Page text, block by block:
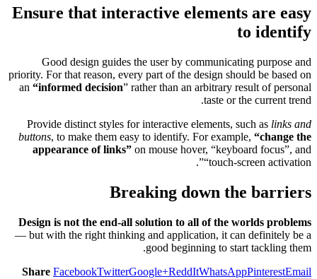
Ensure that interactive elements are easy
to identify
Good design guides the user by communicating purpose and
priority. For that reason, every part of the design should be based on
an “informed decision” rather than an arbitrary result of personal
taste or the current trend.
Provide distinct styles for interactive elements, such as links and
buttons, to make them easy to identify. For example, “change the
appearance of links” on mouse hover, “keyboard focus”, and
“touch-screen activation”.
Breaking down the barriers
Design is not the end-all solution to all of the worlds problems
— but with the right thinking and application, it can definitely be a
good beginning to start tackling them.
Share FacebookTwitterGoogle+ReddItWhatsAppPinterestEmail